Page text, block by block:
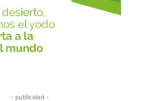
- publicidad -